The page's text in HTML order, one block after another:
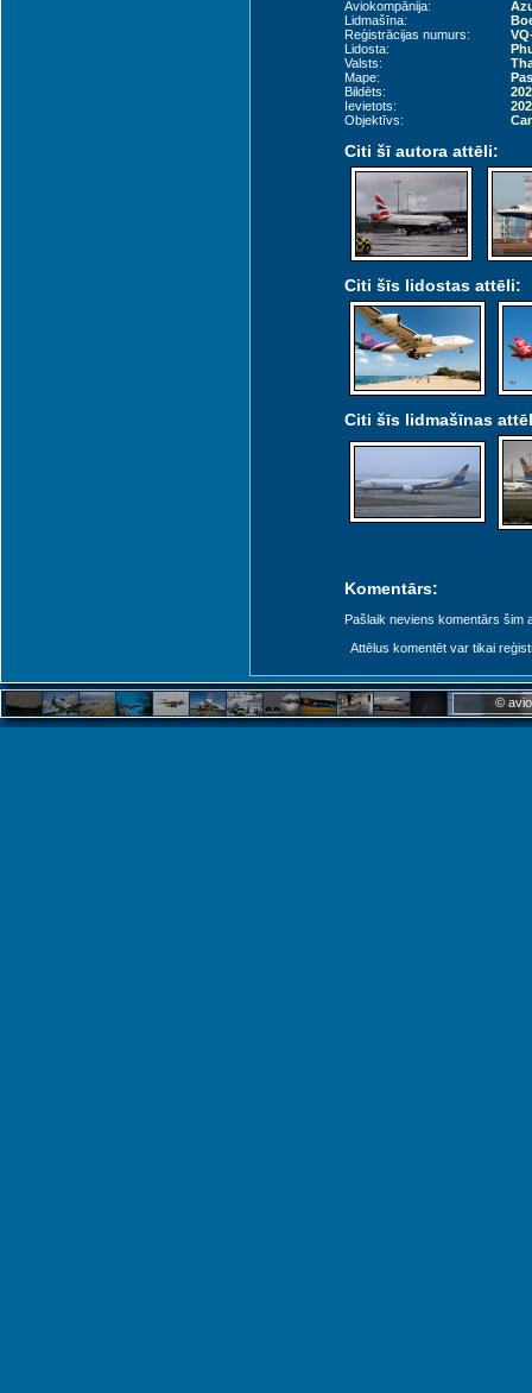
Aviokompānija:
Lidmašīna:
Reģistrācijas numurs:
Lidosta:
Valsts:
Mape:
Bildēts:
Ievietots:
Objektīvs:
Citi šī autora attēli:
Citi šīs lidostas attēli:
Citi šīs lidmašīnas
Komentārs:
Pašlaik neviens komentārs šim
Attēlus komentēt var tikai
©